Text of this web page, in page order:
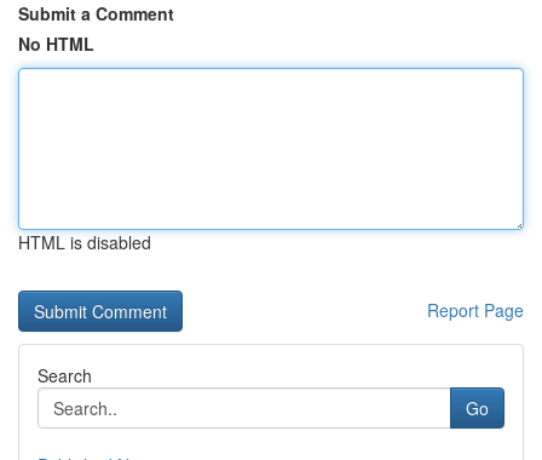
Submit a Comment
No HTML
HTML is disabled
Report Page
Search
Go